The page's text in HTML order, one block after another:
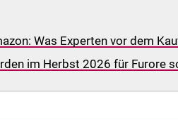
Was Experten vor dem
im Herbst 2026 für Furore